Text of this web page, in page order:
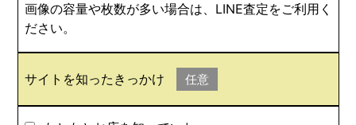
画像の容量や枚数が多い場合は、LINE査定をご利用く
ださい。
サイトを知ったきっかけ 任意